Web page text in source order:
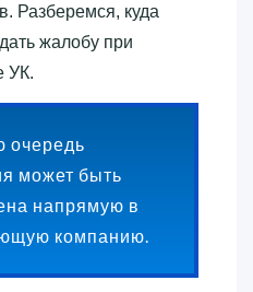
Разберемся, куда
жалобу при
УК.
очередь
может быть
напрямую в
компанию.